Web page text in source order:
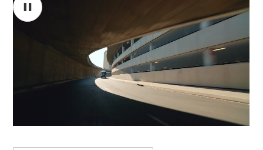
Sprinter
00:00 / 00:00